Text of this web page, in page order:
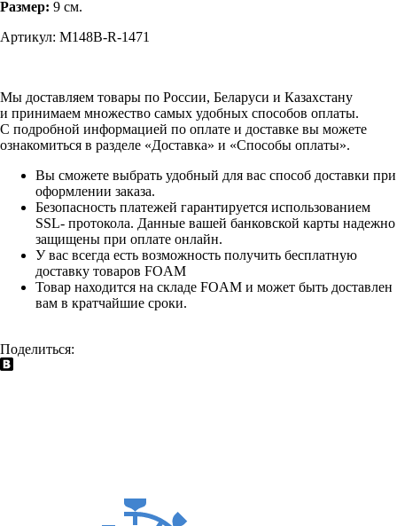
Размер: 9 см.
Артикул: M148B-R-1471
Мы доставляем товары по России, Беларуси и Казахстану
и принимаем множество самых удобных способов оплаты.
С подробной информацией по оплате и доставке вы можете
ознакомиться в разделе «Доставка» и «Способы оплаты».
Вы сможете выбрать удобный для вас способ доставки при
оформлении заказа.
Безопасность платежей гарантируется использованием
SSL- протокола. Данные вашей банковской карты надежно
защищены при оплате онлайн.
У вас всегда есть возможность получить бесплатную
доставку товаров FOAM
Товар находится на складе FOAM и может быть доставлен
вам в кратчайшие сроки.
Поделиться: